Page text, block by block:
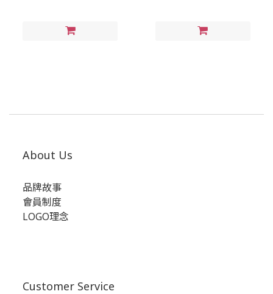
About Us
品牌故事
會員制度
LOGO理念
Customer Service